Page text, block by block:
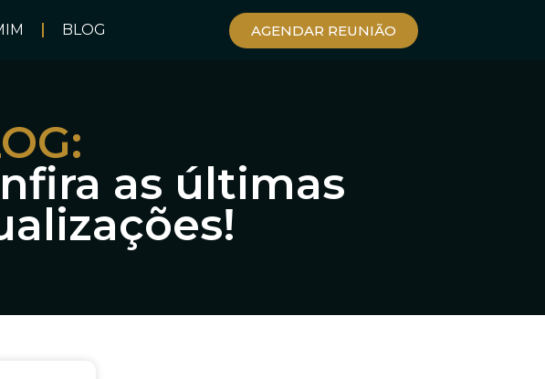
BLOG AGENDAR REUNIÃO
as últimas